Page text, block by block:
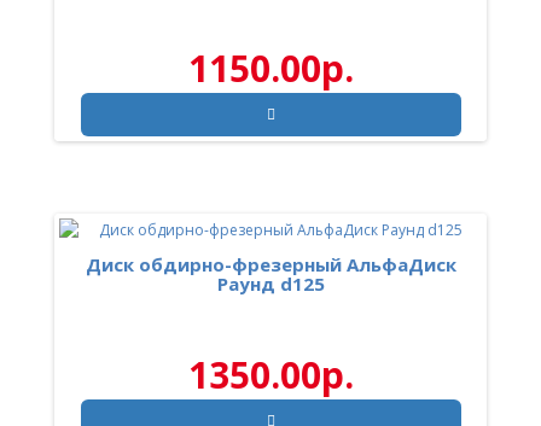
1150.00р.
Диск обдирно-фрезерный АльфаДиск
Раунд d125
1350.00р.